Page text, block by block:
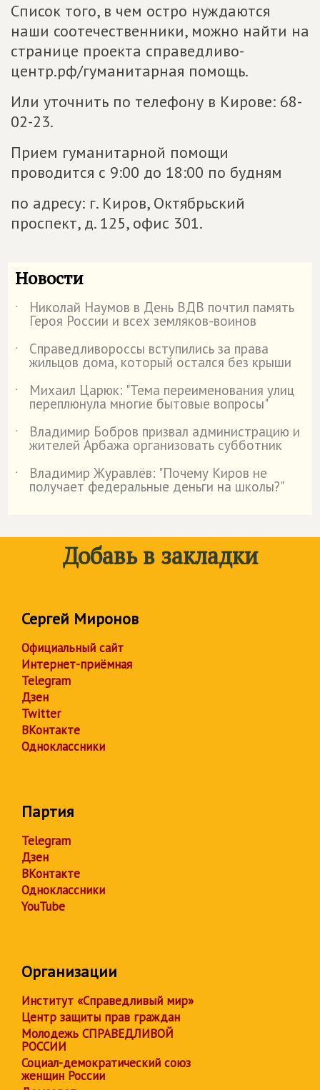
Список того, в чем остро нуждаются
наши соотечественники, можно найти на
странице проекта справедливо-
центр.рф/гуманитарная помощь.
Или уточнить по телефону в Кирове: 68-
02-23.
Прием гуманитарной помощи
проводится с 9:00 до 18:00 по будням
по адресу: г. Киров, Октябрьский
проспект, д. 125, офис 301.
Новости
˙ Николай Наумов в День ВДВ почтил память
Героя России и всех земляков-воинов
˙
Справедливороссы вступились за права
жильцов дома, который остался без крыши
˙
Михаил Царюк: "Тема переименования улиц
переплюнула многие бытовые вопросы"
˙
Владимир Бобров призвал администрацию и
жителей Арбажа организовать субботник
˙
Владимир Журавлёв: "Почему Киров не
получает федеральные деньги на школы?"
Добавь в закладки
Сергей Миронов
Официальный сайт
Интернет-приёмная
Telegram
Дзен
Twitter
ВКонтакте
Одноклассники
Партия
Telegram
Дзен
ВКонтакте
Одноклассники
YouTube
Организации
Институт «Справедливый мир»
Центр защиты прав граждан
Молодежь СПРАВЕДЛИВОЙ
РОССИИ
Социал-демократический союз
женщин России